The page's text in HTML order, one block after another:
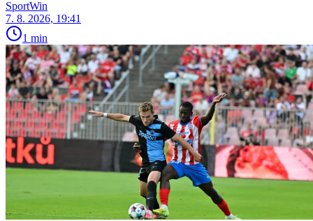
SportWin
7. 8. 2026, 19:41
1 min